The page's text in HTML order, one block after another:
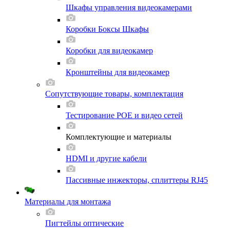
Шкафы управления видеокамерами
Коробки Боксы Шкафы
Коробки для видеокамер
Кронштейны для видеокамер
Сопутствующие товары, комплектация
Тестирование POE и видео сетей
Комплектующие и материалы
HDMI и другие кабели
Пассивные инжекторы, сплиттеры RJ45
Материалы для монтажа
Пигтейлы оптические